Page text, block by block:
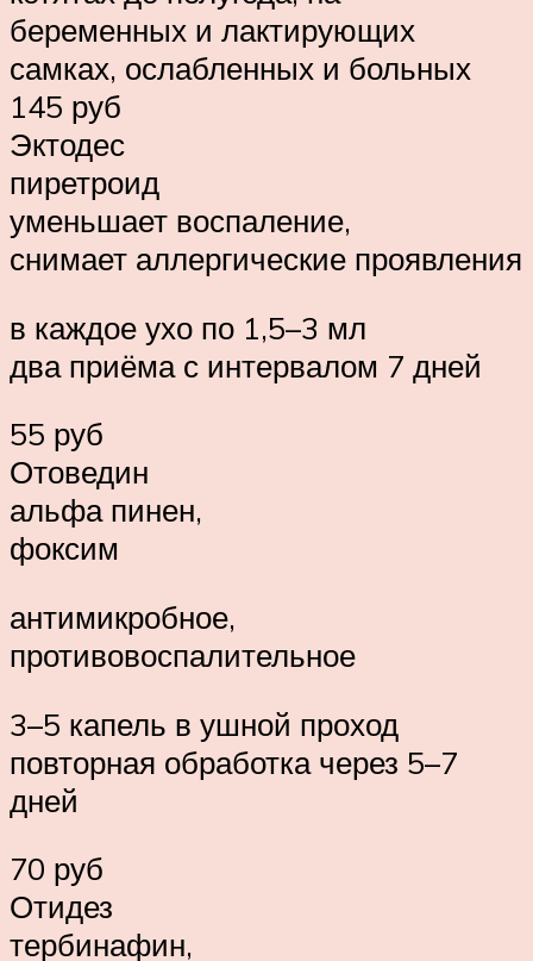
беременных и лактирующих
самках, ослабленных и больных
145 руб
Эктодес
пиретроид
уменьшает воспаление,
снимает аллергические проявления
в каждое ухо по 1,5–3 мл
два приёма с интервалом 7 дней
55 руб
Отоведин
альфа пинен,
фоксим
антимикробное,
противовоспалительное
3–5 капель в ушной проход
повторная обработка через 5–7
дней
70 руб
Отидез
тербинафин,